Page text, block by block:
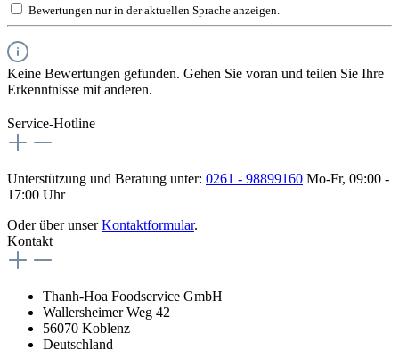
Bewertungen nur in der aktuellen Sprache anzeigen.
Keine Bewertungen gefunden. Gehen Sie voran und teilen Sie Ihre
Erkenntnisse mit anderen.
Service-Hotline
Unterstützung und Beratung unter: 0261 - 98899160 Mo-Fr, 09:00 -
17:00 Uhr
Oder über unserKontaktformular.
Kontakt
Thanh-Hoa Foodservice GmbH
Wallersheimer Weg 42
56070 Koblenz
Deutschland